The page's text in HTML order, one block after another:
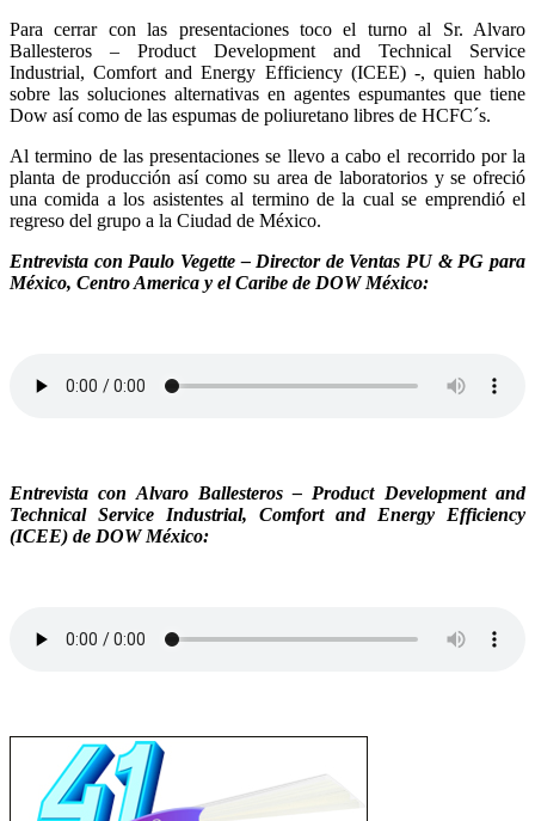
Para cerrar con las presentaciones toco el turno al Sr. Alvaro
Ballesteros – Product Development and Technical Service
Industrial, Comfort and Energy Efficiency (ICEE) -, quien hablo
sobre las soluciones alternativas en agentes espumantes que tiene
Dow así como de las espumas de poliuretano libres de HCFC´s.
Al termino de las presentaciones se llevo a cabo el recorrido por la
planta de producción así como su area de laboratorios y se ofreció
una comida a los asistentes al termino de la cual se emprendió el
regreso del grupo a la Ciudad de México.
Entrevista con Paulo Vegette – Director de Ventas PU & PG para
México, Centro America y el Caribe de DOW México:
Entrevista con Alvaro Ballesteros – Product Development and
Technical Service Industrial, Comfort and Energy Efficiency
(ICEE) de DOW México: